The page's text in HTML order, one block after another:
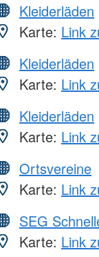
Kleiderläden
Karte: Link
Kleiderläden
Karte: Link
Kleiderläden
Karte: Link
Ortsvereine
Karte: Link
SEG
Karte: Link